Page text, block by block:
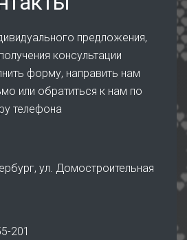
предложения,
консультации
форму, направить нам
или обратиться к нам по
телефона
ул. Домостроительная
201